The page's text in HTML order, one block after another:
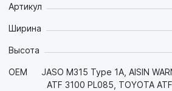
Артикул
Ширина
Высота
OEM
JASO M315 Type 1A, AISIN
ATF 3100 PL085, TOYOTA